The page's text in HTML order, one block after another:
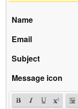
Name
Email
Subject
Message icon